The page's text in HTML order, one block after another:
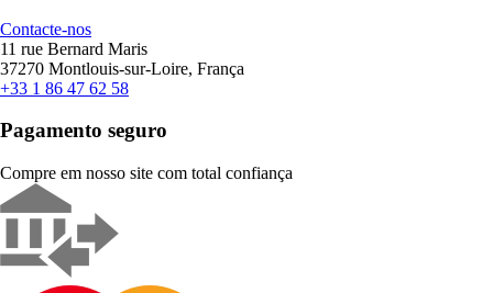
Contacte-nos
11 rue Bernard Maris
37270 Montlouis-sur-Loire, França
+33 1 86 47 62 58
Pagamento seguro
Compre em nosso site com total confiança